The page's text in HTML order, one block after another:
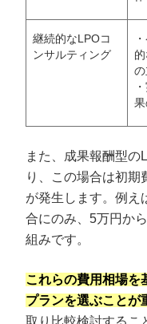
継続的なLPOコ
ンサルティング
また、成果報酬型の
り、この場合は初期
が発生します。例え
合にのみ、5万円か
組みです。
これらの費用相場を
プランを選ぶことが
取り比較検討するこ